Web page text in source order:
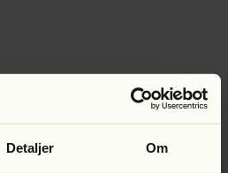
Detaljer Om